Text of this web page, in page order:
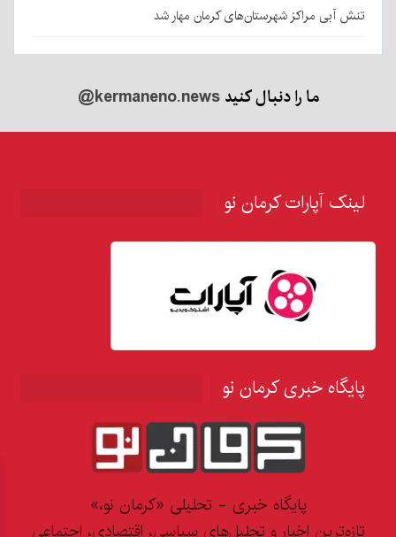
تنش آبی مراکز شهرستان‌های کرمان مهار شد
ما را دنبال کنید@kermaneno.news
لینک آپارات کرمان نو
پایگاه خبری کرمان نو
پایگاه خبری - تحلیلی «کرمان نو،»